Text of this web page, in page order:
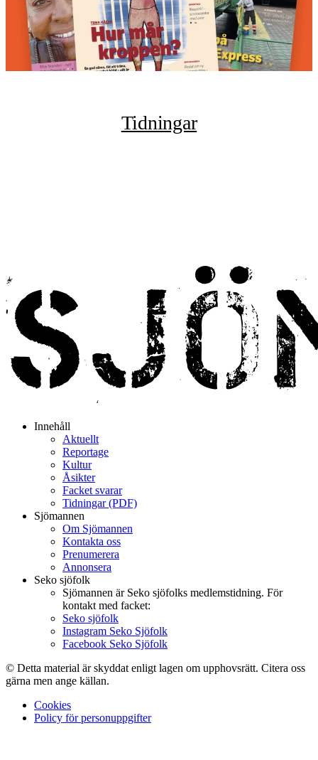
Tidningar
Innehåll
Aktuellt
Reportage
Kultur
Åsikter
Facket svarar
Tidningar (PDF)
Sjömannen
Om Sjömannen
Kontakta oss
Prenumerera
Annonsera
Seko sjöfolk
Sjömannen är Seko sjöfolks medlemstidning. För
kontakt med facket:
Seko sjöfolk
Instagram Seko Sjöfolk
Facebook Seko Sjöfolk
© Detta material är skyddat enligt lagen om upphovsrätt. Citera oss
gärna men ange källan.
Cookies
Policy för personuppgifter